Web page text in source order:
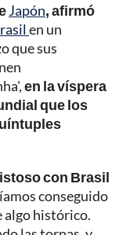
Japón, afirmó
en un
que sus
en la víspera
que los
con Brasil
conseguido
algo histórico.